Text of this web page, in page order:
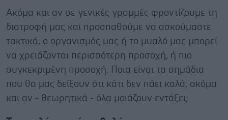
Ακόμα και αν σε γενικές γραμμές φροντίζουμε τη
διατροφή μας και προσπαθούμε να ασκούμαστε
τακτικά, ο οργανισμός μας ή το μυαλό μας μπορεί
να χρειάζονται περισσότερη προσοχή, ή πιο
συγκεκριμένη προσοχή. Ποια είναι τα σημάδια
που θα μας δείξουν ότι κάτι δεν πάει καλά, ακόμα
και αν - θεωρητικά - όλα μοιάζουν εντάξει;